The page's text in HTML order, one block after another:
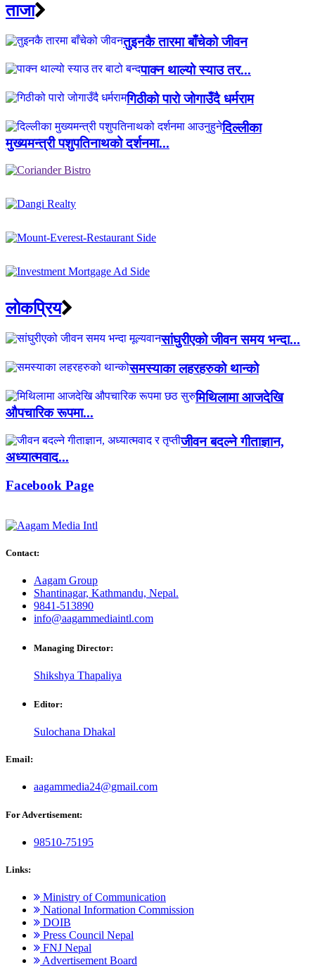
ताजा
तुइनकै तारमा बाँचेको जीवन
पाक्न थाल्यो स्याउ तर...
गिठीको पारो जोगाउँदै धर्मराम
दिल्लीका
मुख्यमन्त्री पशुपतिनाथको दर्शनमा...
लाेकप्रिय
सांघुरीएको जीवन समय भन्दा...
समस्याका लहरहरुको थान्को
मिथिलामा आजदेखि
औपचारिक रूपमा...
जीवन बदल्ने गीताज्ञान,
अध्यात्मवाद...
Facebook Page
Contact:
Aagam Group
Shantinagar, Kathmandu, Nepal.
9841-513890
info@aagammediaintl.com
Managing Director:
Shikshya Thapaliya
Editor:
Sulochana Dhakal
Email:
aagammedia24@gmail.com
For Advertisement:
98510-75195
Links:
Ministry of Communication
National Information Commission
DOIB
Press Council Nepal
FNJ Nepal
Advertisement Board